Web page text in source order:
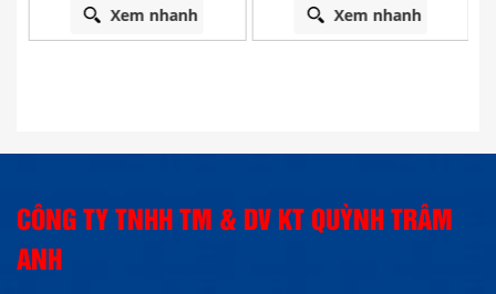
Xem nhanh Xem nhanh
CÔNG TY TNHH TM & DV KT QUỲNH TRÂM
ANH